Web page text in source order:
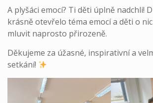
A plyšáci emocí? Ti děti úplně nadchli!
krásně otevřelo téma emocí a děti o
mluvit naprosto přirozeně.
Děkujeme za úžasné, inspirativní a
setkání!